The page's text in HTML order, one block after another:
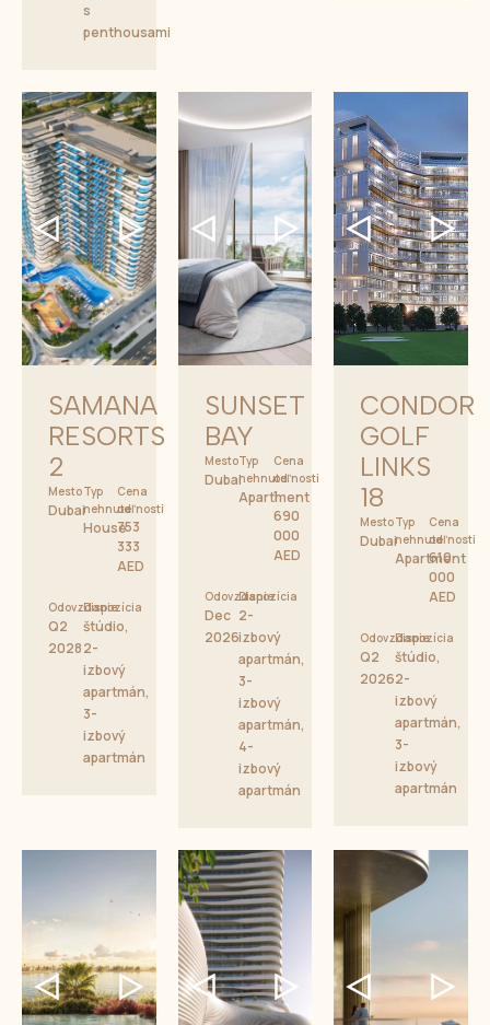
s
penthousami
SAMANA
RESORTS
2
Mesto
Dubai
Typ
nehnuteľnosti
House
Cena
od
753
333
AED
Odovzdanie
Q2
2028
Dispozícia
štúdio,
2-
izbový
apartmán,
3-
izbový
apartmán
SUNSET
BAY
Mesto
Dubai
Typ
nehnuteľnosti
Apartment
Cena
od
1
690
000
AED
Odovzdanie
Dec
2026
Dispozícia
2-
izbový
apartmán,
3-
izbový
apartmán,
4-
izbový
apartmán
CONDOR
GOLF
LINKS
18
Mesto
Dubai
Typ
nehnuteľnosti
Apartment
Cena
od
610
000
AED
Odovzdanie
Q2
2026
Dispozícia
štúdio,
2-
izbový
apartmán,
3-
izbový
apartmán